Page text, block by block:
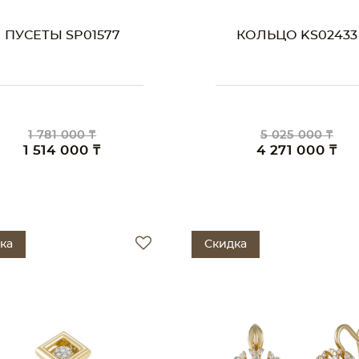
ПУСЕТЫ SP01577
1 781 000 ₸
1 514 000 ₸
КОЛЬЦО KS02433
5 025 000 ₸
4 271 000 ₸
Скидка